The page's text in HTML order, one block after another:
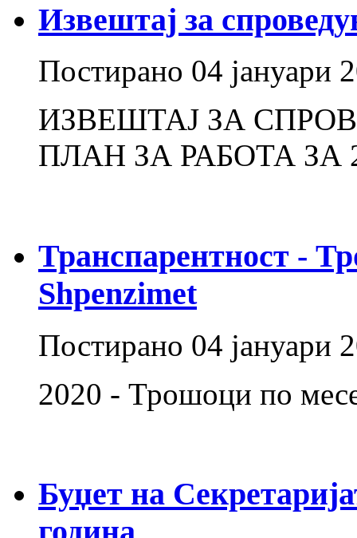
Извештај за
Постирано 04 јануари
ИЗВЕШТАЈ ЗА
ПЛАН ЗА РАБОТА
Транспарентност -
Shpenzimet
Постирано 04 јануари
2020 - Трошоци по
Буџет на